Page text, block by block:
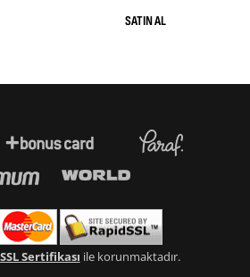
Sertifikası ile korunmaktadır.